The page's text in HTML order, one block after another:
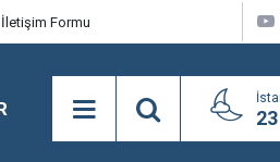
İletişim Formu